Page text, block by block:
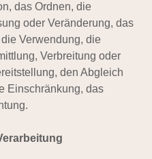
das Ordnen, die
oder Veränderung, das
Verwendung, die
Verbreitung oder
den Abgleich
Einschränkung, das